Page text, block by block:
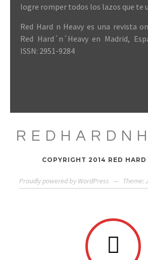
logre romper todos los lazos que te
Red Hard n Heavy es una revista
Red Hard´n´Heavy en Madrid,
ISSN: 2951-9284
COPYRIGHT 2014 RED
Proudly powered by WordPress — Theme: